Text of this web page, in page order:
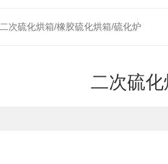
二次硫化烘箱/橡胶硫化烘箱/硫化炉
二次硫